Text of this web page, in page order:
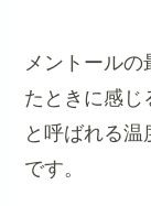
メントールの
たときに感じ
と呼ばれる
です。